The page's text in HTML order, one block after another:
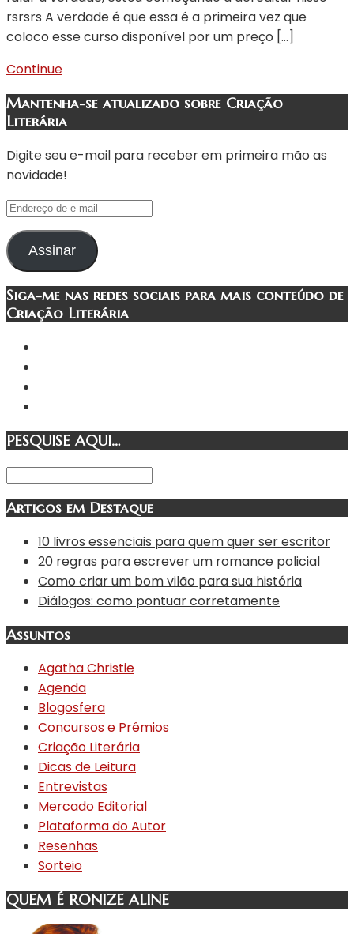
rsrsrs A verdade é que essa é a primeira vez que
coloco esse curso disponível por um preço […]
Continue
Mantenha-se atualizado sobre Criação
Literária
Digite seu e-mail para receber em primeira mão as
novidade!
Endereço
de
e-
mail
Assinar
Siga-me nas redes sociais para mais conteúdo de
Criação Literária
PESQUISE AQUI…
Artigos em Destaque
10 livros essenciais para quem quer ser escritor
20 regras para escrever um romance policial
Como criar um bom vilão para sua história
Diálogos: como pontuar corretamente
Assuntos
Agatha Christie
Agenda
Blogosfera
Concursos e Prêmios
Criação Literária
Dicas de Leitura
Entrevistas
Mercado Editorial
Plataforma do Autor
Resenhas
Sorteio
QUEM É RONIZE ALINE